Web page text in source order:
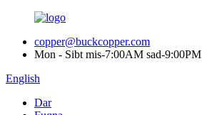
copper@buckcopper.com
Mon - Sibt mis-7:00AM sad-9:00PM
English
Dar